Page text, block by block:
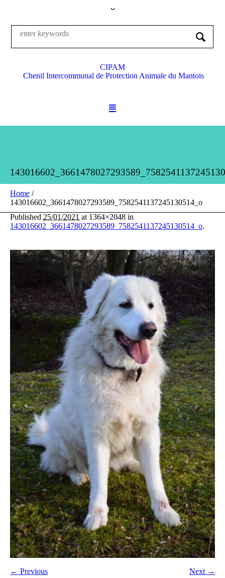
CIPAM
Chenil Intercommunal de Protection Animale du Mantois
Home /
143016602_3661478027293589_7582541137245130514_o
Published 25/01/2021 at 1364×2048 in
143016602_3661478027293589_7582541137245130514_o.
← Previous Next →